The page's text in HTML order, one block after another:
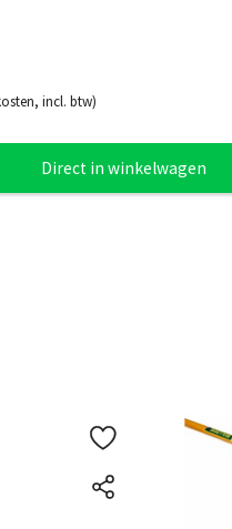
incl. btw)
Direct in winkelwagen